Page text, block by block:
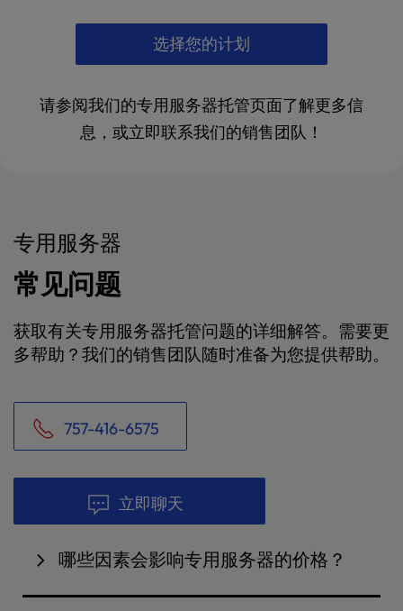
选择您的计划
请参阅我们的专用服务器托管页面了解更多信
息，或立即联系我们的销售团队！
专用服务器
常见问题
获取有关专用服务器托管问题的详细解答。需要更
多帮助？我们的销售团队随时准备为您提供帮助。
757-416-6575
立即聊天
哪些因素会影响专用服务器的价格？
专用服务器的定价取决于硬件规格（CPU 内核、内存